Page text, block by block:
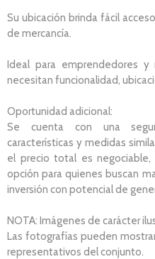
Su ubicación brinda fácil
de mercancía.
Ideal para emprendedores
necesitan funcionalidad,
Oportunidad adicional:
Se cuenta con una
características y medidas
el precio total es
opción para quienes buscan
inversión con potencial de
NOTA: Imágenes de carácter
Las fotografías pueden
representativos del conjunto.